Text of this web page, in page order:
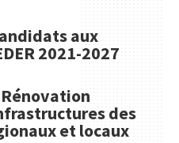
aux
2021-2027
Rénovation
des
et locaux